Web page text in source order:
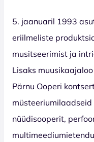
5. jaanuaril 1993
eriilmeliste
musitseerimist ja
Lisaks
Pärnu Ooperi
müsteeriumilaadseid
nüüdisooperit,